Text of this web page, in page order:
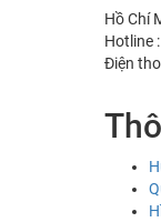
Hồ Chí
Hotline
Điện